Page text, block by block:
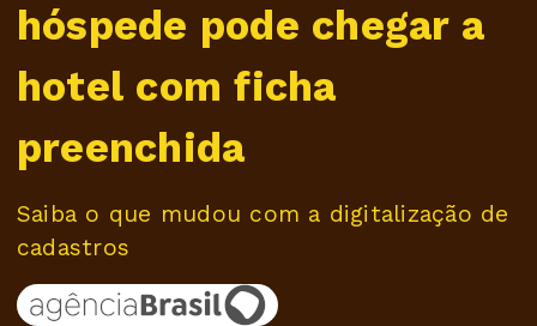
hóspede pode chegar a
hotel com ficha
preenchida
Saiba o que mudou com a digitalização de
cadastros